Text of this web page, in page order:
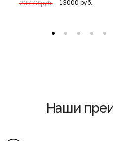
23770 руб. 13000 руб.
Наши